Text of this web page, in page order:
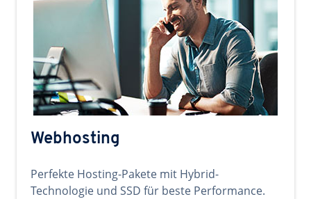
Webhosting
Perfekte Hosting-Pakete mit Hybrid-
Technologie und SSD für beste Performance.